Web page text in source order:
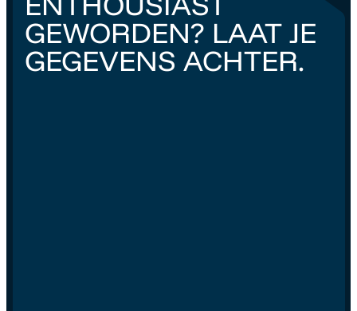
GEWORDEN? LAAT JE
GEGEVENS ACHTER.